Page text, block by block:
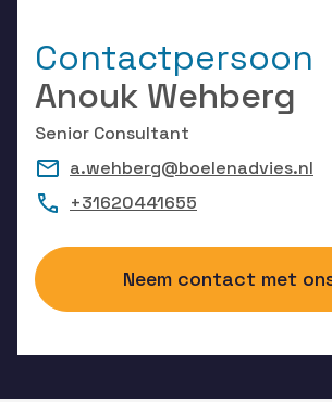
Contactpersoon
Anouk Wehberg
Senior Consultant
a.wehberg@boelenadvies.nl
+31620441655
Neem contact met